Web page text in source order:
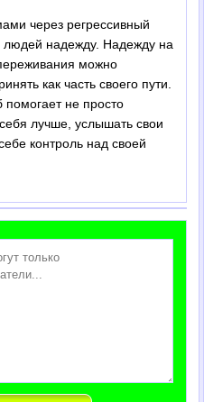
через регрессивный
людей надежду. Надежду на
можно
как часть своего пути.
помогает не просто
лучше, услышать свои
контроль над своей